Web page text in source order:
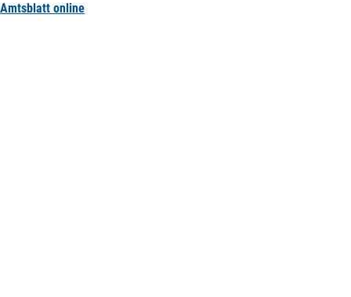
Amtsblatt online